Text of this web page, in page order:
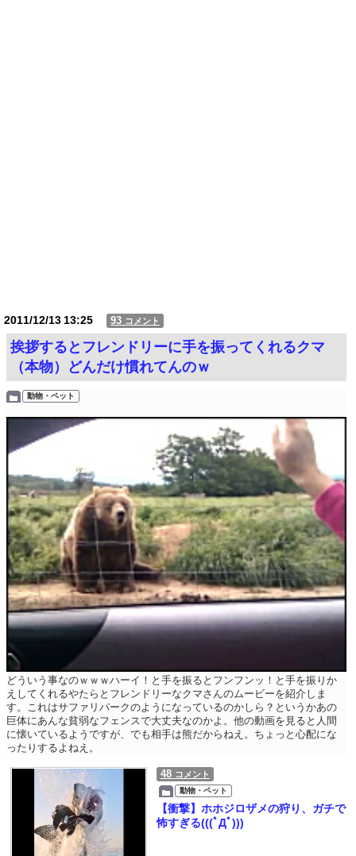
2011/12/1313:25 93 コメント
挨拶するとフレンドリーに手を振ってくれるクマ
（本物）どんだけ慣れてんのｗ
動物・ペット
どういう事なのｗｗｗハーイ！と手を振るとフンフンッ！と手を振りか
えしてくれるやたらとフレンドリーなクマさんのムービーを紹介しま
す。これはサファリパークのようになっているのかしら？というかあの
巨体にあんな貧弱なフェンスで大丈夫なのかよ。他の動画を見ると人間
に懐いているようですが、でも相手は熊だからねえ。ちょっと心配にな
ったりするよねえ。
48 コメント
動物・ペット
【衝撃】ホホジロザメの狩り、ガチで
怖すぎる(((ﾟДﾟ)))